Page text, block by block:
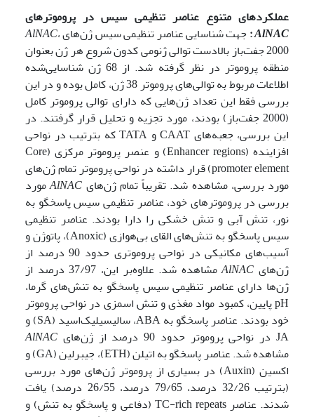
عملکردهای متنوع عناصر تنظیمی سیس در پروموتر‌های
AlNAC
:جهت شناسایی عناصر تنظیمی سیس ژن‌های AlNAC،
2000 جفت‌باز بالادست توالی ژنومی کدون شروع هر ژن بعنوان
منطقه پروموتر در نظر گرفته شد. از 68 ژن شناسایی‌شده
اطلاعات مربوط به توالی‌های پروموتر 38 ژن، کامل بوده و در این
بررسی فقط این تعداد ژن‌هایی که دارای توالی پروموتر کامل
(2000 جفت‌باز) بودند، مورد تجزیه و تحلیل قرار گرفتند. در
این بررسی، جعبه‌های CAAT و TATA که بترتیب در نواحی
افزاینده (Enhancer regions)
و عنصر پروموتر مرکزی (Core
promoter element) قرار داشته در نواحی پروموتر تمام ژن‌های
مورد بررسی، مشاهده شد. تقریباً تمام ژن‌های AlNACمورد
بررسی در پروموترهای خود، عناصر تنظیمی سیس پاسخگو به
نور، تنش آبی و تنش خشکی را دارا بودند. عناصر تنظیمی
سیس پاسخگو به تنش‌های القای بی‌هوازی (Anoxic)، پاتوژن و
آسیب‌های مکانیکی در نواحی پروموتری حدود 90 درصد از
ژن‌های AlNAC
مشاهده شد. علاوه‌بر این، 37/97 درصد از
ژن‌ها دارای عناصر تنظیمی سیس پاسخگو به تنش‌های گرما،
pH پایین، کمبود مواد مغذی و تنش اسمزی در نواحی پروموتر
خود بودند. عناصر پاسخگو به ABA، سالیسیلیک‌اسید (SA) و
JA در نواحی پروموتر حدود 90 درصد از ژن‌های
AlNAC
مشاهده شد. عناصر پاسخگو به اتیلن (ETH)، جیبرلین (GA) و
اکسین (Auxin) در بسیاری از پروموتر ژن‌های مورد بررسی
(بترتیب 32/26 درصد، 79/65 درصد، 26/55 درصد) یافت
شدند. عناصر TC-rich repeats (دفاعی و پاسخگو به تنش) و